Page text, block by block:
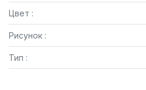
Цвет :
Рисунок :
Тип :